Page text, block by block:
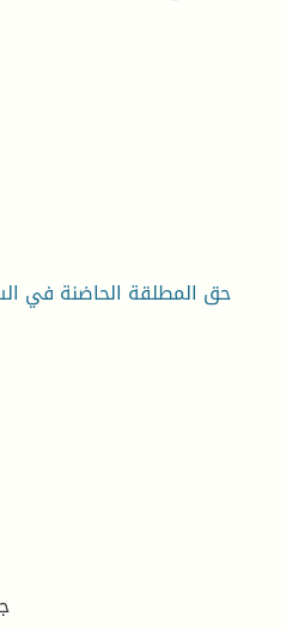
حق المطلقة الحاضنة في